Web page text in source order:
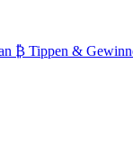
₿ Tippen &